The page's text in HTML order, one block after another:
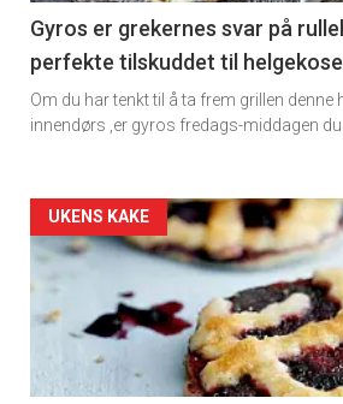
Gyros er grekernes svar på
perfekte tilskuddet til
Om du har tenkt til å ta frem grillen denne
innendørs ,er gyros fredags-middagen du
Forsiden
akkurat
nå
UKENS KAKE